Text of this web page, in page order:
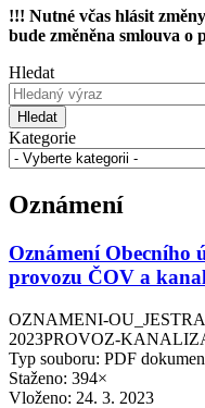
!!! Nutné včas hlásit
bude změněna smlouva o
Hledat
Hledat
Kategorie
Oznámení
Oznámení Obecního
provozu ČOV a
OZNAMENI-
2023PROVOZ-
Typ souboru: PDF
Staženo: 394×
Vloženo: 24. 3. 2023